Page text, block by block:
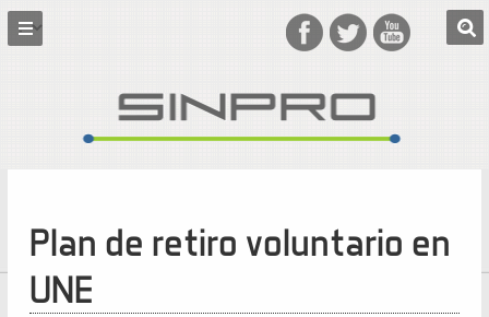
Plan de retiro voluntario en
UNE